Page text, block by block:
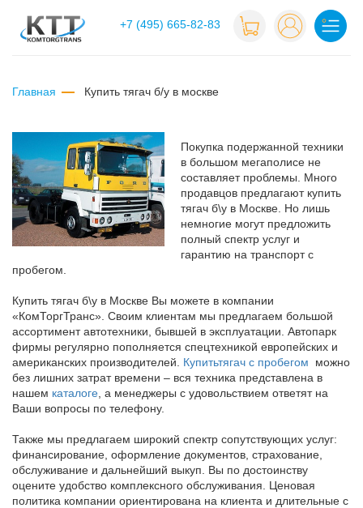
+7 (495) 665-82-83
Главная купить тягач б/у в москве
Покупка подержанной техники
в большом мегаполисе не
составляет проблемы. Много
продавцов предлагают купить
тягач б\у в Москве. Но лишь
немногие могут предложить
полный спектр услуг и
гарантию на транспорт с
пробегом.
Купить тягач б\у в Москве Вы можете в компании
«КомТоргТранс». Своим клиентам мы предлагаем большой
ассортимент автотехники, бывшей в эксплуатации. Автопарк
фирмы регулярно пополняется спецтехникой европейских и
американских производителей. Купитьтягач c пробегом
можно
без лишних затрат времени – вся техника представлена в
нашем каталоге , а менеджеры с удовольствием ответят на
Ваши вопросы по телефону.
Также мы предлагаем широкий спектр сопутствующих услуг:
финансирование, оформление документов, страхование,
обслуживание и дальнейший выкуп. Вы по достоинству
оцените удобство комплексного обслуживания. Ценовая
политика компании ориентирована на клиента и длительные с